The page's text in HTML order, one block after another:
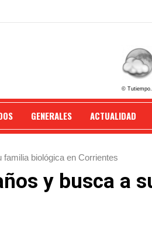
GENERALES ACTUALIDAD
biológica en Corrientes
y busca a